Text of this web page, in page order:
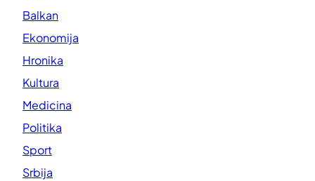
Balkan
Ekonomija
Hronika
Kultura
Medicina
Politika
Sport
Srbija